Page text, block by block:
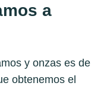
a
y onzas es de
obtenemos el